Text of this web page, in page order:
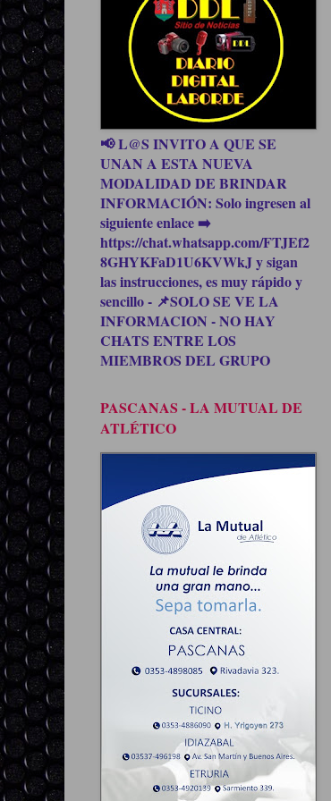
📢 L@S INVITO A QUE SE
UNAN A ESTA NUEVA
MODALIDAD DE BRINDAR
INFORMACIÓN: Solo ingresen al
siguiente enlace ➡️
https://chat.whatsapp.com/FTJEf2
8GHYKFaD1U6KVWkJ y sigan
las instrucciones, es muy rápido y
sencillo - 📌SOLO SE VE LA
INFORMACION - NO HAY
CHATS ENTRE LOS
MIEMBROS DEL GRUPO
PASCANAS - LA MUTUAL DE
ATLÉTICO